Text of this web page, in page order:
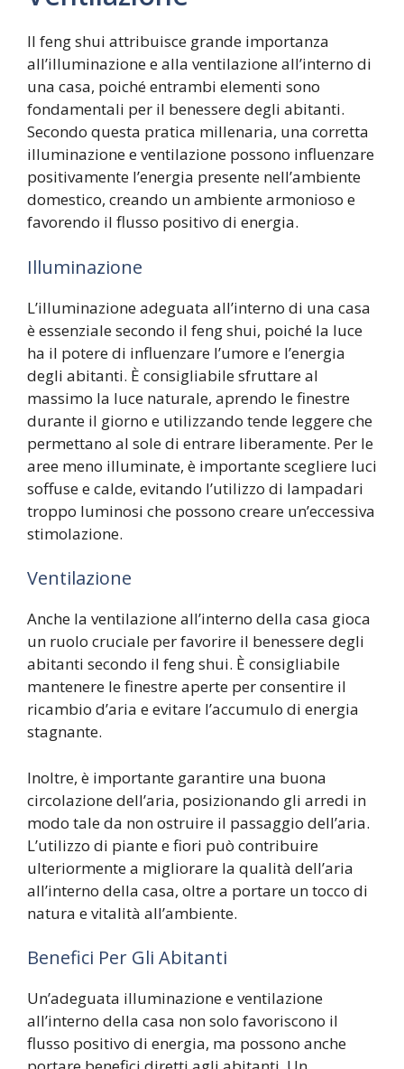
Il feng shui attribuisce grande importanza
all’illuminazione e alla ventilazione all’interno di
una casa, poiché entrambi elementi sono
fondamentali per il benessere degli abitanti.
Secondo questa pratica millenaria, una corretta
illuminazione e ventilazione possono influenzare
positivamente l’energia presente nell’ambiente
domestico, creando un ambiente armonioso e
favorendo il flusso positivo di energia.
Illuminazione
L’illuminazione adeguata all’interno di una casa
è essenziale secondo il feng shui, poiché la luce
ha il potere di influenzare l’umore e l’energia
degli abitanti. È consigliabile sfruttare al
massimo la luce naturale, aprendo le finestre
durante il giorno e utilizzando tende leggere che
permettano al sole di entrare liberamente. Per le
aree meno illuminate, è importante scegliere luci
soffuse e calde, evitando l’utilizzo di lampadari
troppo luminosi che possono creare un’eccessiva
stimolazione.
Ventilazione
Anche la ventilazione all’interno della casa gioca
un ruolo cruciale per favorire il benessere degli
abitanti secondo il feng shui. È consigliabile
mantenere le finestre aperte per consentire il
ricambio d’aria e evitare l’accumulo di energia
stagnante.
Inoltre, è importante garantire una buona
circolazione dell’aria, posizionando gli arredi in
modo tale da non ostruire il passaggio dell’aria.
L’utilizzo di piante e fiori può contribuire
ulteriormente a migliorare la qualità dell’aria
all’interno della casa, oltre a portare un tocco di
natura e vitalità all’ambiente.
Benefici Per Gli Abitanti
Un’adeguata illuminazione e ventilazione
all’interno della casa non solo favoriscono il
flusso positivo di energia, ma possono anche